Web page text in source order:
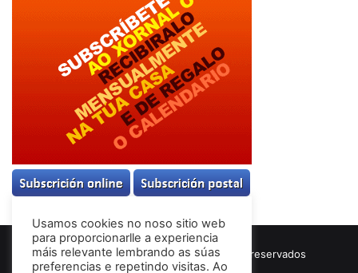
© Copyright 2026, Todos los derechos reservados
Usamos cookies no noso sitio web
para proporcionarlle a experiencia
máis relevante lembrando as súas
preferencias e repetindo visitas. Ao